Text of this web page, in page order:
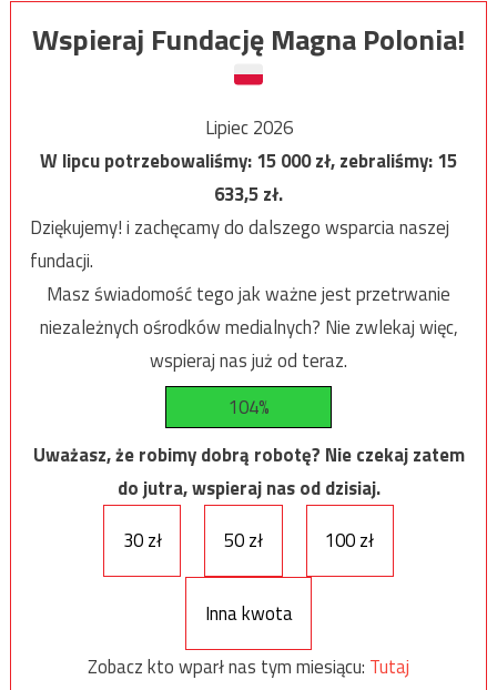
Wspieraj Fundację Magna Polonia!
Lipiec 2026
W lipcu potrzebowaliśmy:15 000zł, zebraliśmy:15
633,5zł.
Dziękujemy! i zachęcamy do dalszego wsparcia naszej
fundacji.
Masz świadomość tego jak ważne jest przetrwanie
niezależnych ośrodków medialnych? Nie zwlekaj więc,
wspieraj nas już od teraz.
104%
Uważasz, że robimy dobrą robotę? Nie czekaj zatem
do jutra, wspieraj nas od dzisiaj.
30 zł
50 zł 100 zł
Inna kwota
Zobacz kto wparł nas tym miesiącu: Tutaj